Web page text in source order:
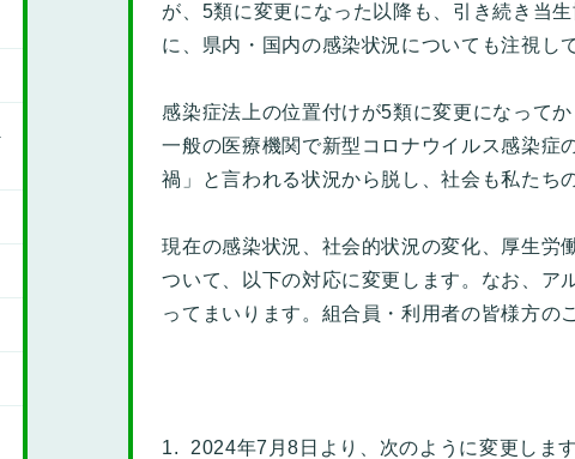
が、5類に変更になった以降も、引き続き当
に、県内・国内の感染状況についても注視し
感染症法上の位置付けが5類に変更になって
一般の医療機関で新型コロナウイルス感染症
禍」と言われる状況から脱し、社会も私たち
現在の感染状況、社会的状況の変化、厚生労
ついて、以下の対応に変更します。なお、ア
ってまいります。組合員・利用者の皆様方の
1. 2024年7月8日より、次のように変更します